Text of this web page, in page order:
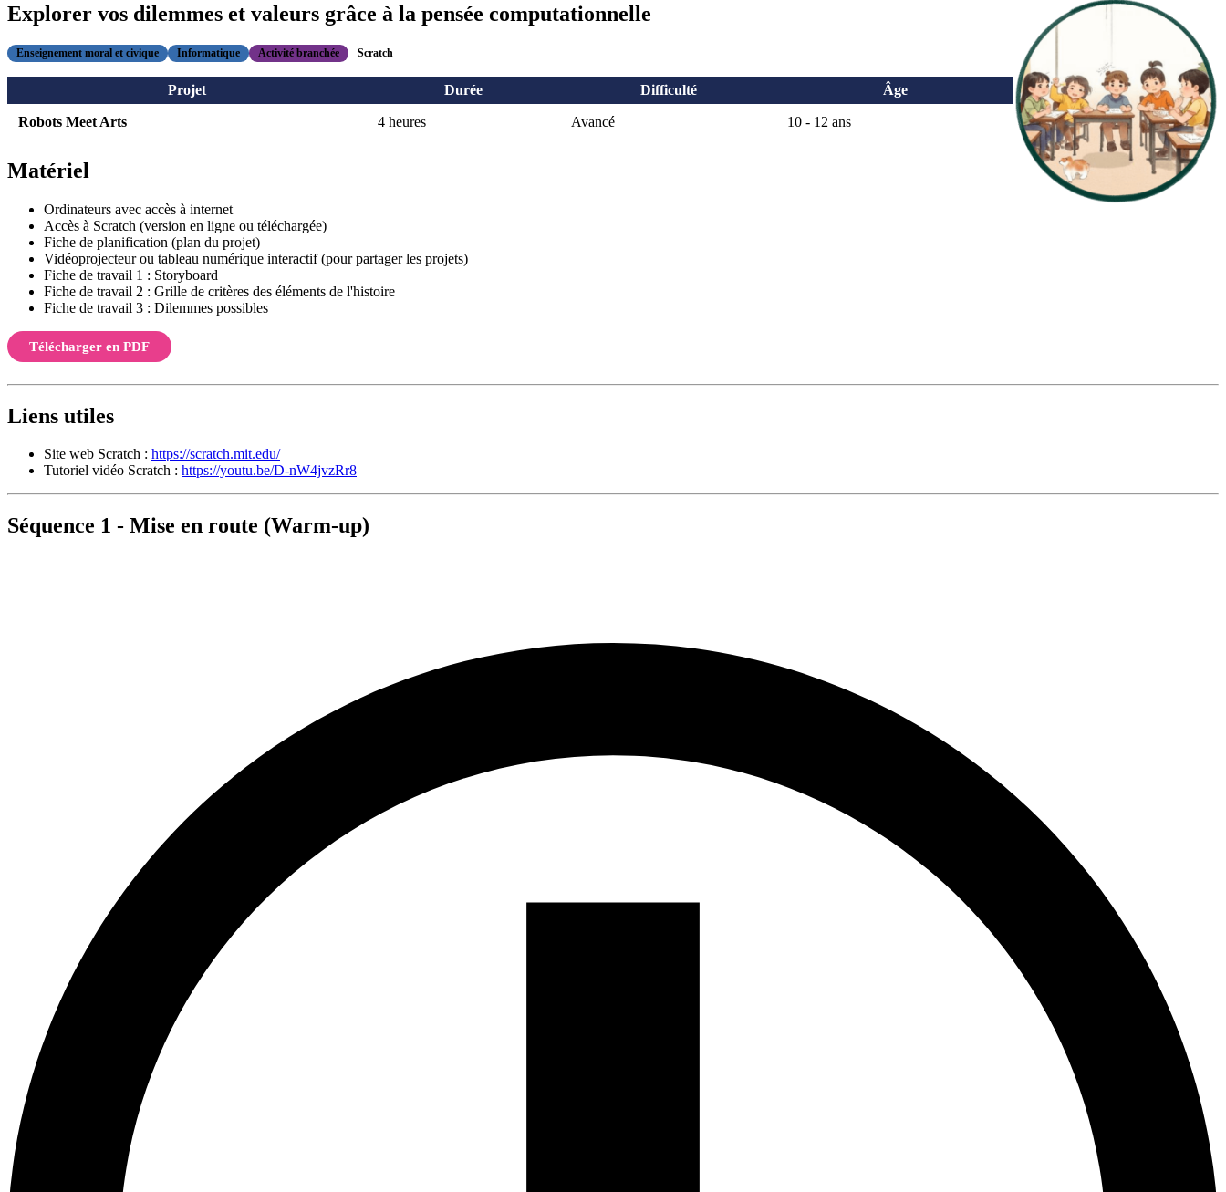
Explorer vos dilemmes et valeurs grâce à la pensée computationnelle
Enseignement moral et civique Informatique Activité branchée Scratch
Projet Durée Difficulté Âge
Robots Meet Arts 4 heures Avancé 10 - 12 ans
Matériel
Ordinateurs avec accès à internet
Accès à Scratch (version en ligne ou téléchargée)
Fiche de planification (plan du projet)
Vidéoprojecteur ou tableau numérique interactif (pour partager les projets)
Fiche de travail 1 : Storyboard
Fiche de travail 2 : Grille de critères des éléments de l'histoire
Fiche de travail 3 : Dilemmes possibles
Télécharger en PDF
Liens utiles
Site web Scratch : https://scratch.mit.edu/
Tutoriel vidéo Scratch : https://youtu.be/D-nW4jvzRr8
Séquence 1 - Mise en route (Warm-up)